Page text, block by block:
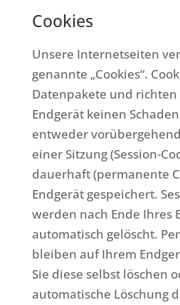
Cookies
Unsere Internetseiten
genannte „Cookies“.
Datenpakete und
Endgerät keinen
entweder
einer Sitzung (Session-
dauerhaft (permanente
Endgerät gespeichert.
werden nach Ende Ihres
automatisch gelöscht.
bleiben auf Ihrem
Sie diese selbst löschen
automatische Löschung